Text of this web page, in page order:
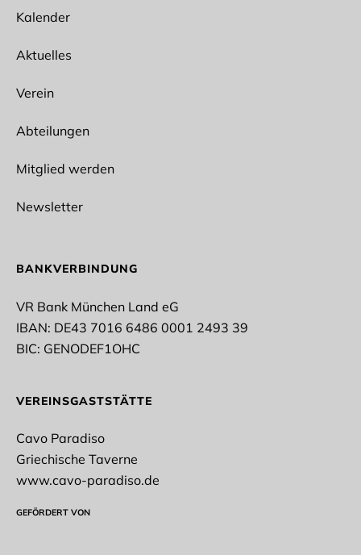
Ich interessiere mich für folgende Abteilungen
Spikeball
Wun Hop Kuen Do
Outdoor
Rope Skipping
Stockschießen
* Pflichtfelder
der datenschutzrechtlichen Einwilligungserklärung
zu.
Datenschutzerklärung
Kalender
Aktuelles
Verein
Abteilungen
Mitglied werden
Newsletter
BANKVERBINDUNG
VR Bank München Land eG
IBAN: DE43 7016 6486 0001 2493 39
BIC: GENODEF1OHC
VEREINSGASTSTÄTTE
Cavo Paradiso
Griechische Taverne
www.cavo-paradiso.de
GEFÖRDERT VON